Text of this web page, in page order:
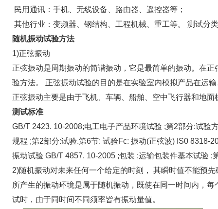
民用通讯：手机、无线设备、路由器、遥控器等；
其他行业：变频器、钢结构、工程机械、重工等。 测试分
随机振动试验方法
1)正弦振动
正弦振动是周期振动的简谐振动，它是最简单的振动。在正
验方法。 正弦振动试验的目的是在实验室内模拟产品在运
正弦振动主要是由于飞机、车辆、船舶、空中飞行器和地
测试标准
GB/T 2423. 10-2008;电工电子产品环境试验 ;第2部分:试验
规程 ;第2部分:试验.第6节: 试验Fc: 振动(正弦波) IS0 8318-
振动试验 GB/T 4857. 10-2005 ;包装 ;运输包装件基本试验 ;
2)随机振动对未来任何一个给定的时刻， 其瞬时值不能预
所产生的振动环境是属于随机振动，既使在同一时间内，
试时，由于同时间不同须率皆有振动量值。